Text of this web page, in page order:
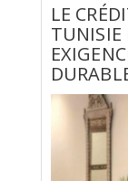
LE
TUNISIE